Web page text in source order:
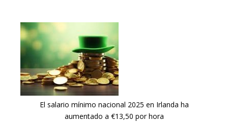
El salario mínimo nacional 2025 en Irlanda ha
aumentado a €13,50 por hora